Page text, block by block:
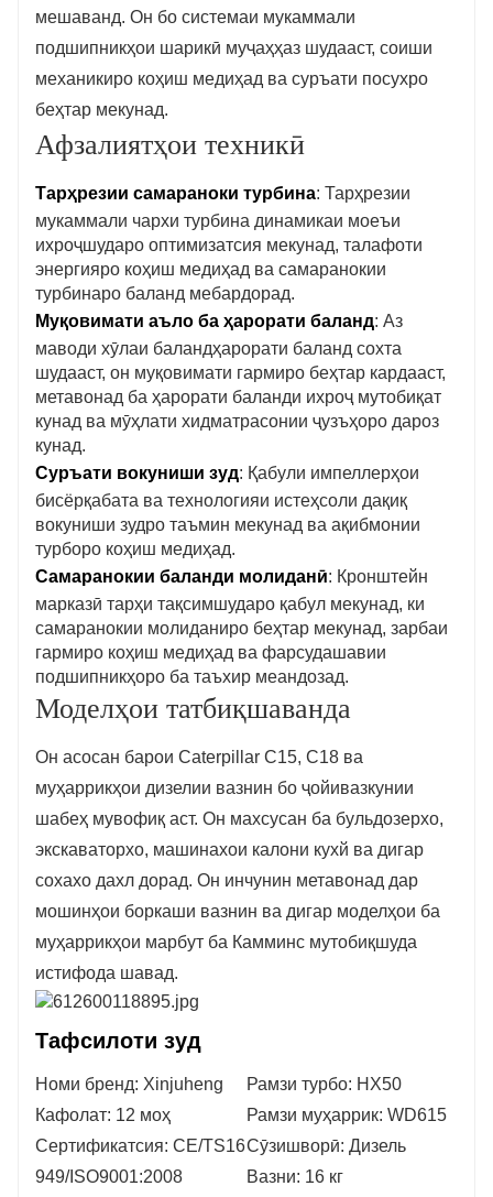
мешаванд. Он бо системаи мукаммали
подшипникҳои шарикӣ муҷаҳҳаз шудааст, соиши
механикиро коҳиш медиҳад ва суръати посухро
беҳтар мекунад.
Афзалиятҳои техникӣ
Тарҳрезии самараноки турбина: Тарҳрезии
мукаммали чархи турбина динамикаи моеъи
ихроҷшударо оптимизатсия мекунад, талафоти
энергияро коҳиш медиҳад ва самаранокии
турбинаро баланд мебардорад.
Муқовимати аъло ба ҳарорати баланд: Аз
маводи хӯлаи баландҳарорати баланд сохта
шудааст, он муқовимати гармиро беҳтар кардааст,
метавонад ба ҳарорати баланди ихроҷ мутобиқат
кунад ва мӯҳлати хидматрасонии ҷузъҳоро дароз
кунад.
Суръати вокуниши зуд: Қабули импеллерҳои
бисёрқабата ва технологияи истеҳсоли дақиқ
вокуниши зудро таъмин мекунад ва ақибмонии
турборо коҳиш медиҳад.
Самаранокии баланди молиданӣ: Кронштейн
марказӣ тарҳи тақсимшударо қабул мекунад, ки
самаранокии молиданиро беҳтар мекунад, зарбаи
гармиро коҳиш медиҳад ва фарсудашавии
подшипникҳоро ба таъхир меандозад.
Моделҳои татбиқшаванда
Он асосан барои Caterpillar C15, C18 ва
муҳаррикҳои дизелии вазнин бо ҷойивазкунии
шабеҳ мувофиқ аст. Он махсусан ба бульдозерхо,
экскаваторхо, машинахои калони кухй ва дигар
сохахо дахл дорад. Он инчунин метавонад дар
мошинҳои боркаши вазнин ва дигар моделҳои ба
муҳаррикҳои марбут ба Камминс мутобиқшуда
истифода шавад.
Тафсилоти зуд
Номи бренд: Xinjuheng
Кафолат: 12 моҳ
Сертификатсия: CE/TS16
949/ISO9001:2008
Рамзи турбо: HX50
Рамзи муҳаррик: WD615
Сӯзишворӣ: Дизель
Вазни: 16 кг